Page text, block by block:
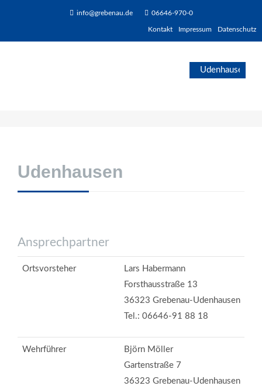
info@grebenau.de 06646-970-0
Kontakt Impressum Datenschutz
Udenhausen
Ansprechpartner
Ortsvorsteher
Lars Habermann
Forsthausstraße 13
36323 Grebenau-Udenhausen
Tel.: 06646-91 88 18
Wehrführer
Björn Möller
Gartenstraße 7
36323 Grebenau-Udenhausen